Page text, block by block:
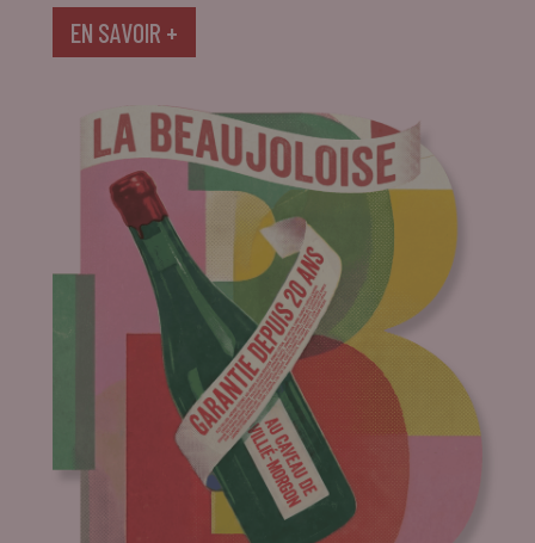
pour vous proposer des vins sincères et authentiques.
Venez nous rendre visite à la Grange Charton (Régnié
Durette) ! Dégustation le dimanche Dégustation et
banquet vigneron fait maison le lundi midi …
EN SAVOIR +